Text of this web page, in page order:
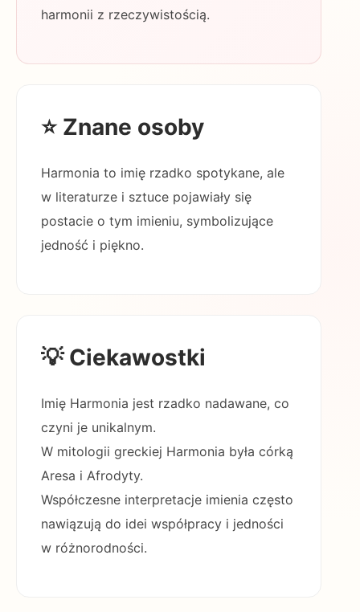
harmonii z rzeczywistością.
⭐ Znane osoby
Harmonia to imię rzadko spotykane, ale
w literaturze i sztuce pojawiały się
postacie o tym imieniu, symbolizujące
jedność i piękno.
💡 Ciekawostki
Imię Harmonia jest rzadko nadawane, co
czyni je unikalnym.
W mitologii greckiej Harmonia była córką
Aresa i Afrodyty.
Współczesne interpretacje imienia często
nawiązują do idei współpracy i jedności
w różnorodności.